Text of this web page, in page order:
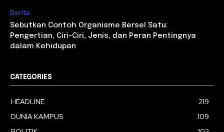
Berita
Sebutkan Contoh Organisme Bersel Satu:
Pengertian, Ciri-Ciri, Jenis, dan Peran Pentingnya
dalam Kehidupan
CATEGORIES
HEADLINE
219
DUNIA KAMPUS
109